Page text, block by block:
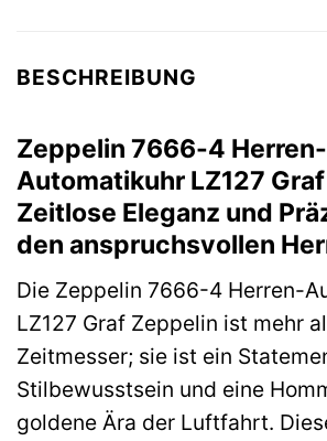
BESCHREIBUNG
Zeppelin 7666-4 Herren-
Automatikuhr LZ127
Zeitlose Eleganz und
den anspruchsvollen
Die Zeppelin 7666-4 Herren-
LZ127 Graf Zeppelin ist mehr
Zeitmesser; sie ist ein
Stilbewusstsein und eine
goldene Ära der Luftfahrt.